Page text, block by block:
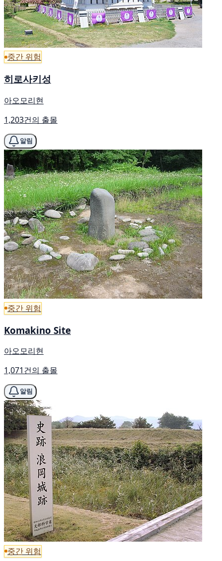
중간 위험
히로사키성
아오모리현
1,203건의 출몰
알림
중간 위험
Komakino Site
아오모리현
1,071건의 출몰
알림
중간 위험